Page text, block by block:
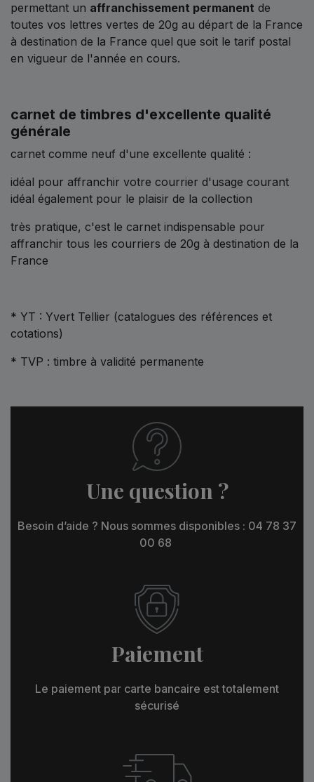
permettant un affranchissement permanent de
toutes vos lettres vertes de 20g au départ de la France
à destination de la France quel que soit le tarif postal
en vigueur de l'année en cours.
carnet de timbres d'excellente qualité
générale
carnet comme neuf d'une excellente qualité :
idéal pour affranchir votre courrier d'usage courant
idéal également pour le plaisir de la collection
très pratique, c'est le carnet indispensable pour
affranchir tous les courriers de 20g à destination de la
France
* YT : Yvert Tellier (catalogues des références et
cotations)
* TVP : timbre à validité permanente
Une question ?
Besoin d’aide ? Nous sommes disponibles : 04 78 37
00 68
Paiement
Le paiement par carte bancaire est totalement
sécurisé